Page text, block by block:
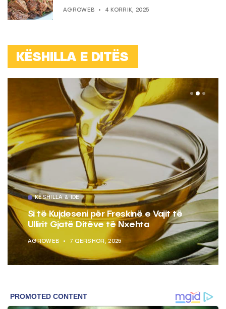
AGROWEB 4 KORRIK, 2025
KËSHILLA E DITËS
KËSHILLA & IDE
Si të Kujdeseni për Freskinë e Vajit të
Ullirit Gjatë Ditëve të Nxehta
AGROWEB 7 QERSHOR, 2025